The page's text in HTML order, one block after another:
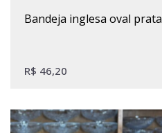
bandeja inglesa oval prata
R$ 46,20